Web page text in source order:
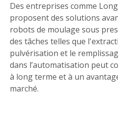
Des entreprises comme
proposent des solutions
robots de moulage sous
des tâches telles que
pulvérisation et le
dans l’automatisation peut
à long terme et à un
marché.